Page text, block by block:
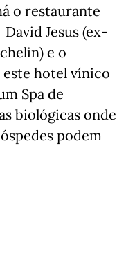
o restaurante
Jesus (ex-
e o
este hotel vínico
Spa de
biológicas onde
podem